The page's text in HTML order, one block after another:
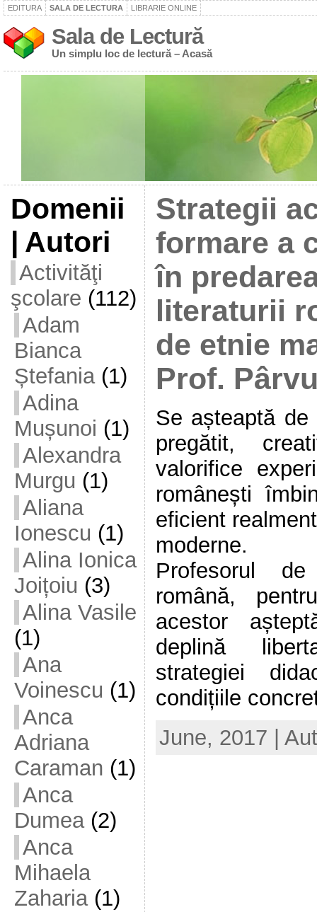
EDITURA SALA DE LECTURA LIBRARIE ONLINE
Sala de Lectură
Un simplu loc de lectură – Acasă
Domenii
| Autori
Activităţi
şcolare (112)
Adam
Bianca
Ștefania(1)
Adina
Mușunoi (1)
Alexandra
Murgu (1)
Aliana
Ionescu (1)
Alina Ionica
Joițoiu (3)
Alina Vasile
(1)
Ana
Voinescu (1)
Anca
Adriana
Caraman (1)
Anca
Dumea(2)
Anca
Mihaela
Zaharia(1)
Strategii
formare a
în
literaturii
de etnie
Prof.
Se așteaptă
pregătit,
valorifice
românești
eficient
moderne.
Profesorul
română,
acestor
deplină
strategiei
condițiile
June, 2017 |